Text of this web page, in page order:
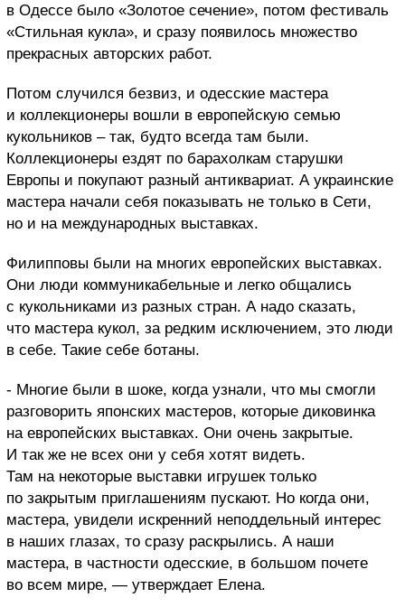
в Одессе было «Золотое сечение», потом фестиваль
«Стильная кукла», и сразу появилось множество
прекрасных авторских работ.
Потом случился безвиз, и одесские мастера
и коллекционеры вошли в европейскую семью
кукольников – так, будто всегда там были.
Коллекционеры ездят по барахолкам старушки
Европы и покупают разный антиквариат. А украинские
мастера начали себя показывать не только в Сети,
но и на международных выставках.
Филипповы были на многих европейских выставках.
Они люди коммуникабельные и легко общались
с кукольниками из разных стран. А надо сказать,
что мастера кукол, за редким исключением, это люди
в себе. Такие себе ботаны.
- Многие были в шоке, когда узнали, что мы смогли
разговорить японских мастеров, которые диковинка
на европейских выставках. Они очень закрытые.
И так же не всех они у себя хотят видеть.
Там на некоторые выставки игрушек только
по закрытым приглашениям пускают. Но когда они,
мастера, увидели искренний неподдельный интерес
в наших глазах, то сразу раскрылись. А наши
мастера, в частности одесские, в большом почете
во всем мире, — утверждает Елена.